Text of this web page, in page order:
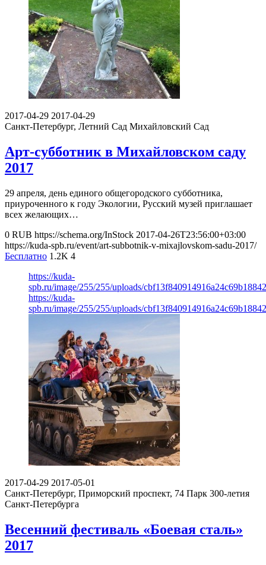
2017-04-29 2017-04-29
Санкт-Петербург, Летний Сад Михайловский Сад
Арт-субботник в Михайловском саду
2017
29 апреля, день единого общегородского субботника,
приуроченного к году Экологии, Русский музей приглашает
всех желающих…
0 RUB https://schema.org/InStock 2017-04-26T23:56:00+03:00
https://kuda-spb.ru/event/art-subbotnik-v-mixajlovskom-sadu-2017/
Бесплатно 1.2K 4
https://kuda-
spb.ru/image/255/255/uploads/
https://kuda-
spb.ru/image/255/255/uploads/
2017-04-29 2017-05-01
Санкт-Петербург, Приморский проспект, 74 Парк 300-летия
Санкт-Петербурга
Весенний фестиваль «Боевая сталь»
2017